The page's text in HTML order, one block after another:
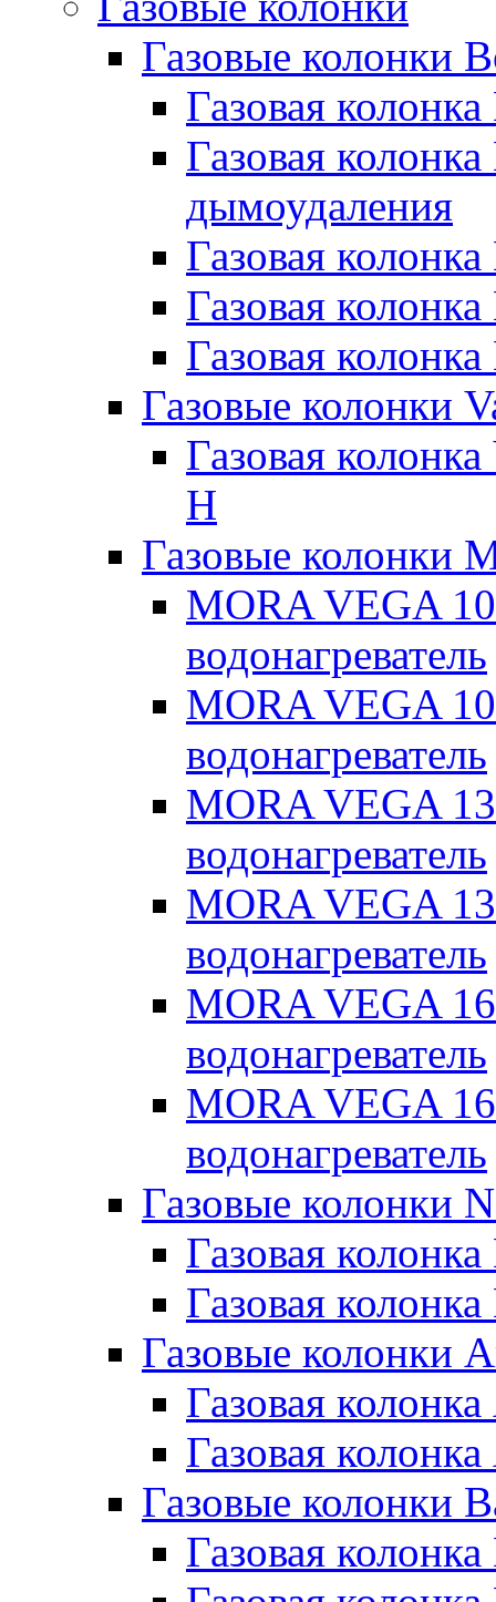
Газовые колонки
Газовая
Газовая
дымоудаления
Газовая
Газовая
Газовая
Газовые колонки
Газовая
H
Газовые колонки
MORA VEGA
водонагреватель
MORA VEGA
водонагреватель
MORA VEGA
водонагреватель
MORA VEGA
водонагреватель
MORA VEGA
водонагреватель
MORA VEGA
водонагреватель
Газовые колонки
Газовая
Газовая
Газовые колонки
Газовая
Газовая
Газовые колонки
Газовая